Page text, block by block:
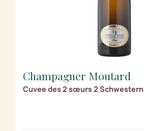
Champagner Moutard
Cuvee des 2 sœurs 2 Schwestern